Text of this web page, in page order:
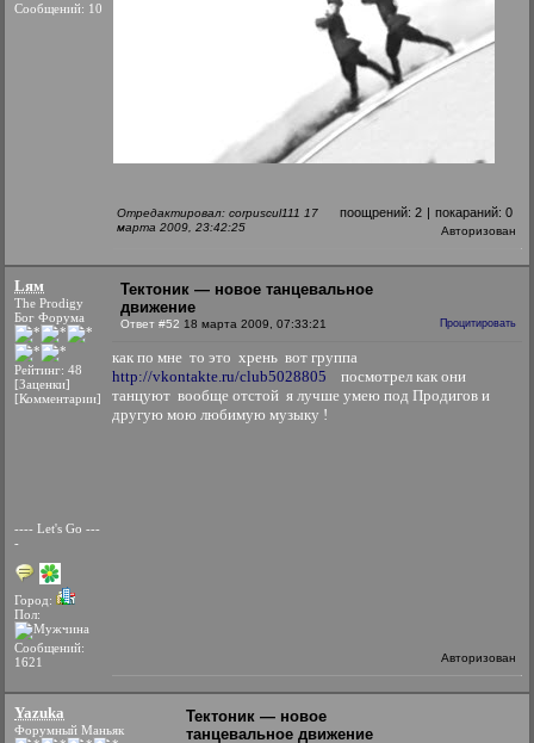
Сообщений: 10
Отредактировал: corpuscul111 17
марта 2009, 23:42:25
поощрений: 2 | покараний: 0
Авторизован
Lям
The Prodigy
Бог Форума
Рейтинг: 48
[Заценки]
[Комментарии]
---- Let's Go ---
-
Город:
Пол:
Сообщений:
1621
Тектоник — новое танцевальное
движение
Ответ #52 18 марта 2009, 07:33:21 Процитировать
как по мне то это хрень вот группа
http://vkontakte.ru/club5028805 посмотрел как они
танцуют вообще отстой я лучше умею под Продигов и
другую мою любимую музыку !
Авторизован
Yazuka
Форумный Маньяк
Тектоник — новое
танцевальное движение